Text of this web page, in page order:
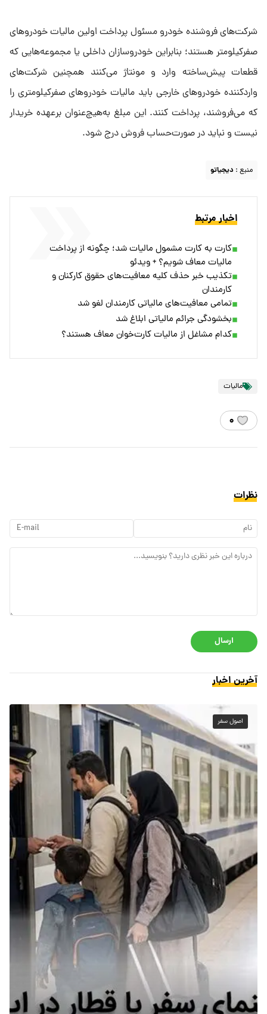
شرکت‌های فروشنده خودرو مسئول پرداخت اولین مالیات خودروهای
صفرکیلومتر هستند؛ بنابراین خودروسازان داخلی یا مجموعه‌هایی که
قطعات پیش‌ساخته وارد و مونتاژ می‌کنند همچنین شرکت‌های
واردکننده خودروهای خارجی باید مالیات خودروهای صفرکیلومتری را
که می‌فروشند، پرداخت کنند. این مبلغ به‌هیچ‌عنوان برعهده خریدار
نیست و نباید در صورت‌حساب فروش درج شود.
منبع : دیجیاتو
اخبار مرتبط
کارت به کارت مشمول مالیات شد؛ چگونه از پرداخت
مالیات معاف شویم؟ + ویدئو
تکذیب خبر حذف کلیه معافیت‌های حقوق کارکنان و
کارمندان
تمامی معافیت‌های مالیاتی کارمندان لغو شد
بخشودگی جرائم مالیاتی ابلاغ شد
کدام مشاغل از مالیات کارت‌خوان معاف هستند؟
مالیات
۰
نظرات
ارسال
آخرین اخبار
اصول سفر